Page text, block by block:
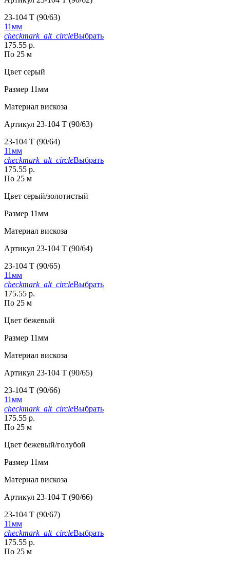
23-104 T (90/63)
11мм
checkmark_alt_circleВыбрать
175.55 р.
По 25 м
Цвет серый
Размер 11мм
Материал вискоза
Артикул 23-104 T (90/63)
23-104 T (90/64)
11мм
checkmark_alt_circleВыбрать
175.55 р.
По 25 м
Цвет серый/золотистый
Размер 11мм
Материал вискоза
Артикул 23-104 T (90/64)
23-104 T (90/65)
11мм
checkmark_alt_circleВыбрать
175.55 р.
По 25 м
Цвет бежевый
Размер 11мм
Материал вискоза
Артикул 23-104 T (90/65)
23-104 T (90/66)
11мм
checkmark_alt_circleВыбрать
175.55 р.
По 25 м
Цвет бежевый/голубой
Размер 11мм
Материал вискоза
Артикул 23-104 T (90/66)
23-104 T (90/67)
11мм
checkmark_alt_circleВыбрать
175.55 р.
По 25 м